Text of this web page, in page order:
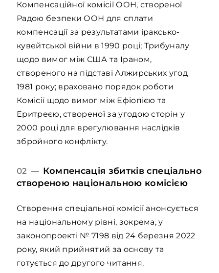
Компенсаційної комісії ООН, створеної
Радою безпеки ООН для сплати
компенсації за результатами іраксько-
кувейтської війни в 1990 році; Трибуналу
щодо вимог між США та Іраном,
створеного на підставі Алжирських угод
1981 року; враховано порядок роботи
Комісії щодо вимог між Ефіопією та
Еритреєю, створеної за угодою сторін у
2000 році для врегулювання наслідків
збройного конфлікту.
02 — Компенсація збитків спеціально
створеною національною комісією
Створення спеціальної комісії анонсується
на національному рівні, зокрема, у
законопроекті № 7198 від 24 березня 2022
року, який прийнятий за основу та
готується до другого читання.